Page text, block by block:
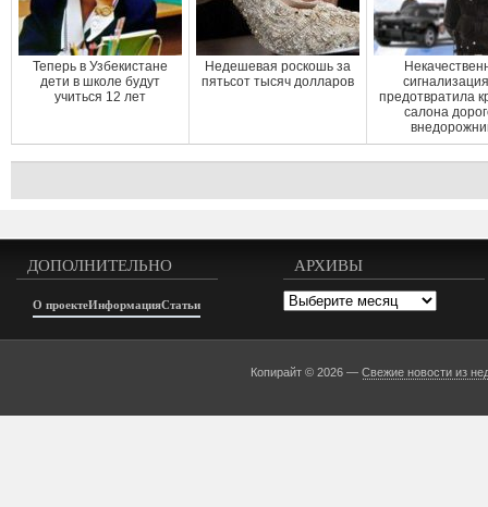
Теперь в Узбекистане
дети в школе будут
учиться 12 лет
Недешевая роскошь за
пятьсот тысяч долларов
предотвратила
салона
ДОПОЛНИТЕЛЬНО
О проектеИнформацияСтатьи
АРХИВЫ
Архивы
Копирайт © 2026 —Свежие новости из